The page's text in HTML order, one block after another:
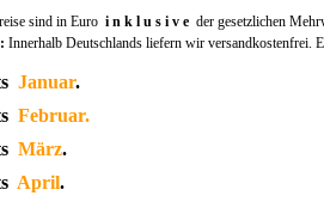
sind in Euro i n k l u s i v eder gesetzlichen
Innerhalb Deutschlands liefern wir versandkostenfrei.
Januar.
Februar.
März.
April.